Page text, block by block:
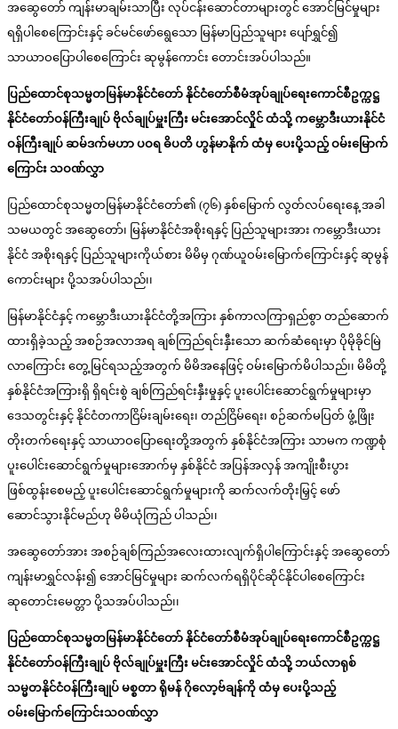
အဆွေတော် ကျန်းမာချမ်းသာပြီး လုပ်ငန်းဆောင်တာများတွင် အောင်မြင်မှုများ
ရရှိပါစေကြောင်းနှင့် ခင်မင်ဖော်ရွေသော မြန်မာပြည်သူများ ပျော်ရွှင်၍
သာယာဝပြောပါစေကြောင်း ဆုမွန်ကောင်း တောင်းအပ်ပါသည်။
ပြည်ထောင်စုသမ္မတမြန်မာနိုင်ငံတော် နိုင်ငံတော်စီမံအုပ်ချုပ်ရေးကောင်စီဥက္ကဋ္ဌ
နိုင်ငံတော်ဝန်ကြီးချုပ် ဗိုလ်ချုပ်မှူးကြီး မင်းအောင်လှိုင် ထံသို့ ကမ္ဘောဒီးယားနိုင်ငံ
ဝန်ကြီးချုပ် ဆမ်ဒက်မဟာ ပဝရ ဓိပတိ ဟွန်မာနိုက် ထံမှ ပေးပို့သည့် ဝမ်းမြောက်
ကြောင်း သဝဏ်လွှာ
ပြည်ထောင်စုသမ္မတမြန်မာနိုင်ငံတော်၏ (၇၆) နှစ်မြောက် လွတ်လပ်ရေးနေ့ အခါ
သမယတွင် အဆွေတော်၊ မြန်မာနိုင်ငံအစိုးရနှင့် ပြည်သူများအား ကမ္ဘောဒီးယား
နိုင်ငံ အစိုးရနှင့် ပြည်သူများကိုယ်စား မိမိမှ ဂုဏ်ယူဝမ်းမြောက်ကြောင်းနှင့် ဆုမွန်
ကောင်းများ ပို့သအပ်ပါသည်၊၊
မြန်မာနိုင်ငံနှင့် ကမ္ဘောဒီးယားနိုင်ငံတို့အကြား နှစ်ကာလကြာရှည်စွာ တည်ဆောက်
ထားရှိခဲ့သည့် အစဉ်အလာအရ ချစ်ကြည်ရင်းနှီးသော ဆက်ဆံရေးမှာ ပိုမိုခိုင်မြဲ
လာကြောင်း တွေ့မြင်ရသည့်အတွက် မိမိအနေဖြင့် ဝမ်းမြောက်မိပါသည်၊၊ မိမိတို့
နှစ်နိုင်ငံအကြားရှိ ရှိရင်းစွဲ ချစ်ကြည်ရင်းနှီးမှုနှင့် ပူးပေါင်းဆောင်ရွက်မှုများမှာ
ဒေသတွင်းနှင့် နိုင်ငံတကာငြိမ်းချမ်းရေး၊ တည်ငြိမ်ရေး၊ စဉ်ဆက်မပြတ် ဖွံ့ဖြိုး
တိုးတက်ရေးနှင့် သာယာဝပြောရေးတို့အတွက် နှစ်နိုင်ငံအကြား သာမက ကဏ္ဍစုံ
ပူးပေါင်းဆောင်ရွက်မှုများအောက်မှ နှစ်နိုင်ငံ အပြန်အလှန် အကျိုးစီးပွား
ဖြစ်ထွန်းစေမည့် ပူးပေါင်းဆောင်ရွက်မှုများကို ဆက်လက်တိုးမြှင့် ဖော်
ဆောင်သွားနိုင်မည်ဟု မိမိယုံကြည် ပါသည်၊၊
အဆွေတော်အား အစဉ်ချစ်ကြည်အလေးထားလျက်ရှိပါကြောင်းနှင့် အဆွေတော်
ကျန်းမာရွှင်လန်း၍ အောင်မြင်မှုများ ဆက်လက်ရရှိပိုင်ဆိုင်နိုင်ပါစေကြောင်း
ဆုတောင်းမေတ္တာ ပို့သအပ်ပါသည်၊၊
ပြည်ထောင်စုသမ္မတမြန်မာနိုင်ငံတော် နိုင်ငံတော်စီမံအုပ်ချုပ်ရေးကောင်စီဥက္ကဋ္ဌ
နိုင်ငံတော်ဝန်ကြီးချုပ် ဗိုလ်ချုပ်မှူးကြီး မင်းအောင်လှိုင် ထံသို့ ဘယ်လာရုစ်
သမ္မတနိုင်ငံဝန်ကြီးချုပ် မစ္စတာ ရိုမန် ဂိုလော့ဗ်ချန်ကို ထံမှ ပေးပို့သည့်
ဝမ်းမြောက်ကြောင်းသဝဏ်လွှာ